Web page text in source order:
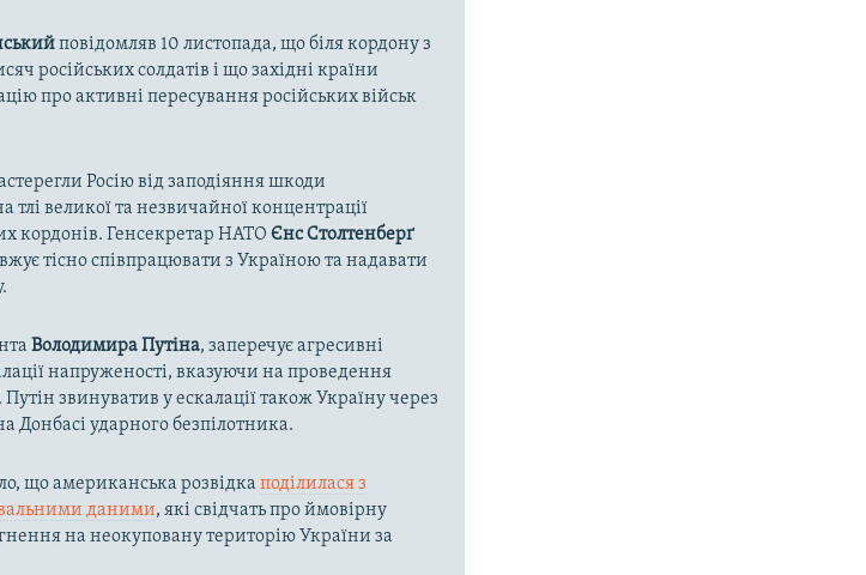
повідомляв 10 листопада, що біля кордону з
російських солдатів і що західні країни
про активні пересування російських військ
Росію від заподіяння шкоди
тлі великої та незвичайної концентрації
кордонів. Генсекретар НАТОЄнс Столтенберґ
тісно співпрацювати з Україною та надавати
Володимира Путіна, заперечує агресивні
напруженості, вказуючи на проведення
звинуватив у ескалації також Україну через
Донбасі ударного безпілотника.
що американська розвідкаподілилася з
даними, які свідчать про ймовірну
на неокуповану територію України за